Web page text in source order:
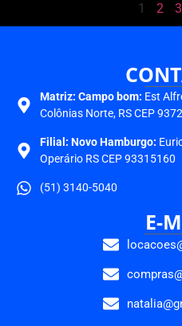
1 2 3
Matriz: Campo bom: Est
Colônias Norte, RS CEP
Filial: Novo Hamburgo:
Operário RS CEP 93315160
(51) 3140-5040
E-